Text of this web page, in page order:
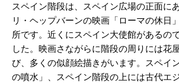
スペイン階段は、スペイン広場の正面に
リ・ヘップバーンの映画「ローマの休日
所です。近くにスペイン大使館があるの
した。映画さながらに階段の周りには花
び、多くの似顔絵描きがいます。スペイ
の噴水」、スペイン階段の上には古代エ